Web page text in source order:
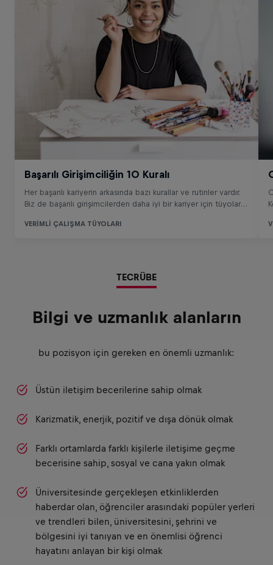
TECRÜBE
Bilgi ve uzmanlık alanların
bu pozisyon için gereken en önemli uzmanlık:
Üstün iletişim becerilerine sahip olmak
Karizmatik, enerjik, pozitif ve dışa dönük olmak
Farklı ortamlarda farklı kişilerle iletişime geçme
becerisine sahip, sosyal ve cana yakın olmak
Üniversitesinde gerçekleşen etkinliklerden
haberdar olan, öğrenciler arasındaki popüler yerleri
ve trendleri bilen, üniversitesini, şehrini ve
bölgesini iyi tanıyan ve en önemlisi öğrenci
hayatını anlayan bir kişi olmak